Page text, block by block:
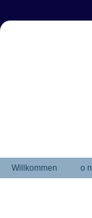
Willkommen o